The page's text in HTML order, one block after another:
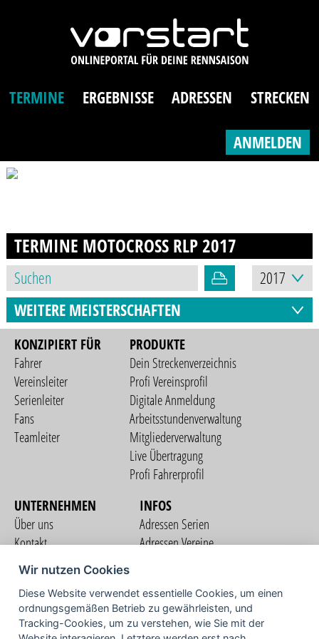
TERMINE ERGEBNISSE ADRESSEN STRECKEN
ANMELDEN
TERMINE MOTOCROSS RLP2017
WEITERE MEISTERSCHAFTEN
KONZIPIERT FÜR
Fahrer
Vereinsleiter
Serienleiter
Fans
Teamleiter
PRODUKTE
Dein Streckenverzeichnis
Profi Vereinsprofil
Digitale Anmeldung
Arbeitsstundenverwaltung
Mitgliederverwaltung
Live Übertragung
Profi Fahrerprofil
UNTERNEHMEN
Über uns
Kontakt
Nutzungsbedingungen
Datenschutzerklärung
Impressum
INFOS
Adressen Serien
Adressen Vereine
COMMUNITY
Wir nutzen Cookies
Diese Website verwendet essentielle Cookies, um einen
ordnungsgemäßen Betrieb zu gewährleisten, und
Tracking-Cookies, um zu verstehen, wie Sie mit der